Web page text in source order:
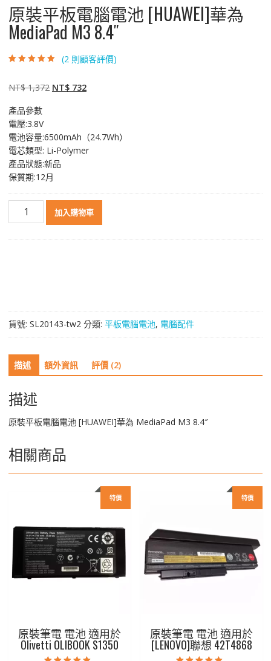
原裝平板電腦電池 [HUAWEI]華為
MediaPad M3 8.4″
行評分
(2 則顧客評價)
NT$1,372 原
NT$ 1,372。
NT$732目
NT$ 732。
產品參數
電壓:3.8V
電池容量:6500mAh（24.7Wh）
電芯類型: Li-Polymer
產品狀態:新品
保質期:12月
[HUAWEI]
華
為
MediaPad
M3
8.4"
數
量
加入購物車
貨號: SL20143-tw2 分類: 平板電腦電池, 電腦配件
描述 額外資訊 評價 (2)
描述
原裝平板電腦電池 [HUAWEI]華為 MediaPad M3 8.4″
相關商品
特價
原裝筆電 電池 適用於
Olivetti OLIBOOK S1350
特價
原裝筆電 電池 適用於
[LENOVO]聯想 42T4868